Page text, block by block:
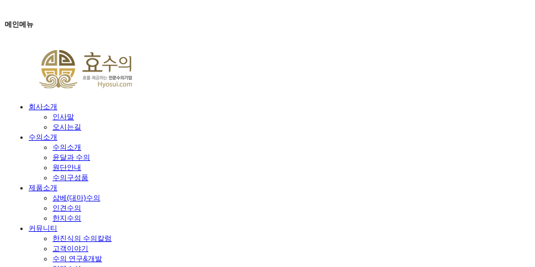
메인메뉴
회사소개
인사말
오시는길
수의소개
수의소개
윤달과 수의
원단안내
수의구성품
제품소개
삼베(대마)수의
인견수의
한지수의
커뮤니티
한진식의 수의칼럼
고객이야기
수의 연구&개발